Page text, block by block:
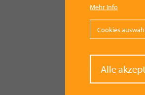
W 20 Daniela
W 30 Gillhofer
W 50 Itzenberger
W 60 Trautmann
Mehr Info
Cookies
Alle